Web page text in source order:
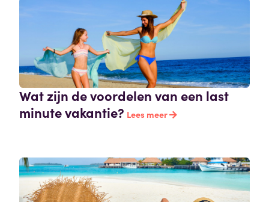
Wat zijn de voordelen van een last
minute vakantie? Lees meer